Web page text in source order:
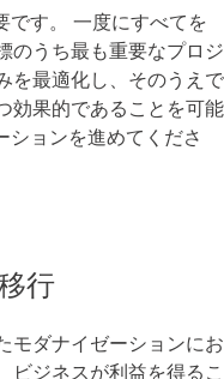
です。 一度にすべてを
のうち最も重要なプロジ
を最適化し、そのうえで
効果的であることを可能
ションを進めてくださ
行
モダナイゼーションにお
ビジネスが利益を得るこ